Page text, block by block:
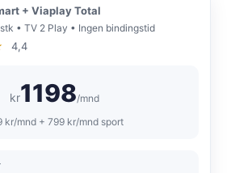
+ Viaplay Total
• TV 2 Play • Ingen bindingstid
4,4
kr1198/mnd
kr/mnd + 799 kr/mnd sport